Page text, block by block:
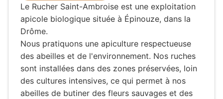
Le Rucher Saint-Ambroise est une exploitation
apicole biologique située à Épinouze, dans la
Drôme.
Nous pratiquons une apiculture respectueuse
des abeilles et de l'environnement. Nos ruches
sont installées dans des zones préservées, loin
des cultures intensives, ce qui permet à nos
abeilles de butiner des fleurs sauvages et des